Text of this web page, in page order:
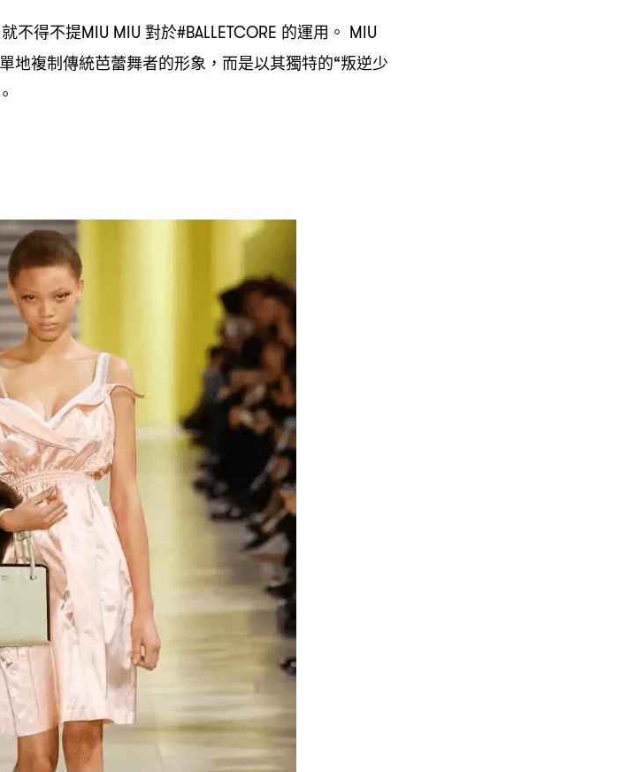
就不得不提MIU MIU 對於#BALLETCORE 的運用。 MIU
地複制傳統芭蕾舞者的形象 ， 而是以其獨特的“叛逆少